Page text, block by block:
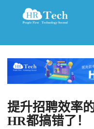
提升招聘效率
HR都搞错了！